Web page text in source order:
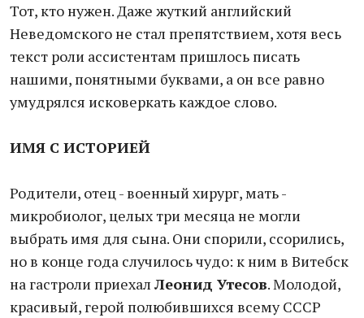
Тот, кто нужен. Даже жуткий английский
Неведомского не стал препятствием, хотя весь
текст роли ассистентам пришлось писать
нашими, понятными буквами, а он все равно
умудрялся исковеркать каждое слово.
ИМЯ С ИСТОРИЕЙ
Родители, отец - военный хирург, мать -
микробиолог, целых три месяца не могли
выбрать имя для сына. Они спорили, ссорились,
но в конце года случилось чудо: к ним в Витебск
на гастроли приехал Леонид Утесов. Молодой,
красивый, герой полюбившихся всему СССР